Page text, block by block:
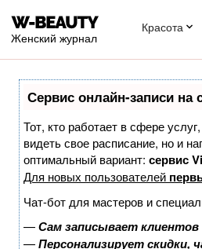
Женский журнал
Красота
Сервис онлайн-записи на
Тот, кто работает в сфере
видеть свое расписание, но и
оптимальный вариант: сервис
Для новых пользователей
Чат-бот для мастеров и
—Сам записывает
—Персонализирует скидки,